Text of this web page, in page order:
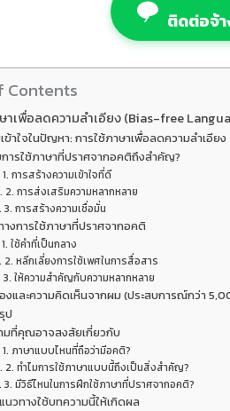
ติดต่อจ้
Contents
าเพื่อลดความลำเอียง (Bias-free
ข้าใจในปัญหา: การใช้ภาษาเพื่อลดความลำเอียง
การใช้ภาษาที่ปราศจากอคติถึงสำคัญ?
1. การสร้างความเข้าใจที่ดี
2. การส่งเสริมความหลากหลาย
3. การสร้างความเชื่อมั่น
างการใช้ภาษาที่ปราศจากอคติ
1. ใช้คำที่เป็นกลาง
2. หลีกเลี่ยงการใช้เพศในการสื่อสาร
3. ให้ความสำคัญกับความหลากหลาย
งและความคิดเห็นจากผม (ประสบการณ์กว่า
ป
มที่คุณอาจสงสัยเกี่ยวกับ
1. ภาษาแบบไหนที่ถือว่ามีอคติ?
2. ทำไมการใช้ภาษาแบบนี้ถึงเป็นสิ่งสำคัญ?
3. มีวิธีไหนในการฝึกใช้ภาษาที่ปราศจากอคติ?
นวทางใช้บทความนี้ให้เกิดผล